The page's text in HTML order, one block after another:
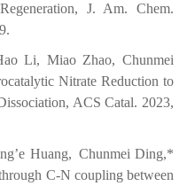
J. Am. Chem.
Li, Miao Zhao, Chunmei
Nitrate Reduction to
ACS Catal. 2023,
Huang, Chunmei Ding,*
C-N coupling between